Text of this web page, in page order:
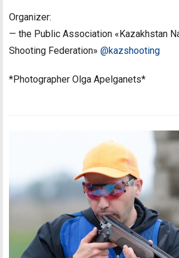
Organizer:
— the Public Association «Kazakhstan
Shooting Federation» @kazshooting
*Photographer Olga Apelganets*